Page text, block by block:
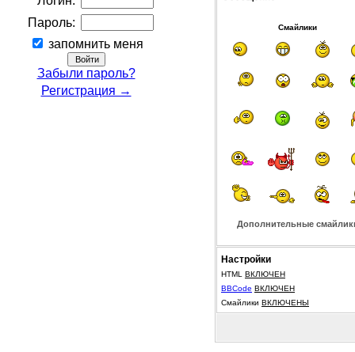
Пароль:
запомнить меня
Забыли пароль?
Регистрация →
Смайлики
Дополнительные
Настройки
HTML ВКЛЮЧЕН
BBCode ВКЛЮЧЕН
Смайлики ВКЛЮЧЕНЫ